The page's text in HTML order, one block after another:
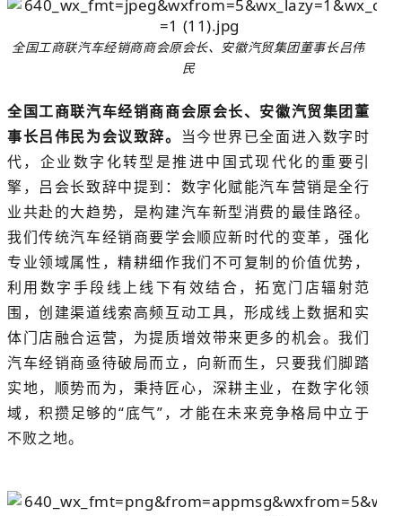
全国工商联汽车经销商商会原会长、安徽汽贸集团董事长吕伟
民
全国工商联汽车经销商商会原会长、安徽汽贸集团董
事长吕伟民为会议致辞。 当今世界已全面进入数字时
代，企业数字化转型是推进中国式现代化的重要引
擎，吕会长致辞中提到：数字化赋能汽车营销是全行
业共赴的大趋势，是构建汽车新型消费的最佳路径。
我们传统汽车经销商要学会顺应新时代的变革，强化
专业领域属性，精耕细作我们不可复制的价值优势，
利用数字手段线上线下有效结合，拓宽门店辐射范
围，创建渠道线索高频互动工具，形成线上数据和实
体门店融合运营，为提质增效带来更多的机会。我们
汽车经销商亟待破局而立，向新而生，只要我们脚踏
实地，顺势而为，秉持匠心，深耕主业，在数字化领
域，积攒足够的“底气”，才能在未来竞争格局中立于
不败之地。